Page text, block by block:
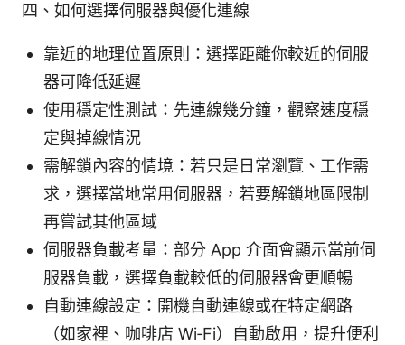
四、如何選擇伺服器與優化連線
靠近的地理位置原則：選擇距離你較近的伺服
器可降低延遲
使用穩定性測試：先連線幾分鐘，觀察速度穩
定與掉線情況
需解鎖內容的情境：若只是日常瀏覽、工作需
求，選擇當地常用伺服器，若要解鎖地區限制
再嘗試其他區域
伺服器負載考量：部分 App 介面會顯示當前伺
服器負載，選擇負載較低的伺服器會更順暢
自動連線設定：開機自動連線或在特定網路
（如家裡、咖啡店 Wi‑Fi）自動啟用，提升便利